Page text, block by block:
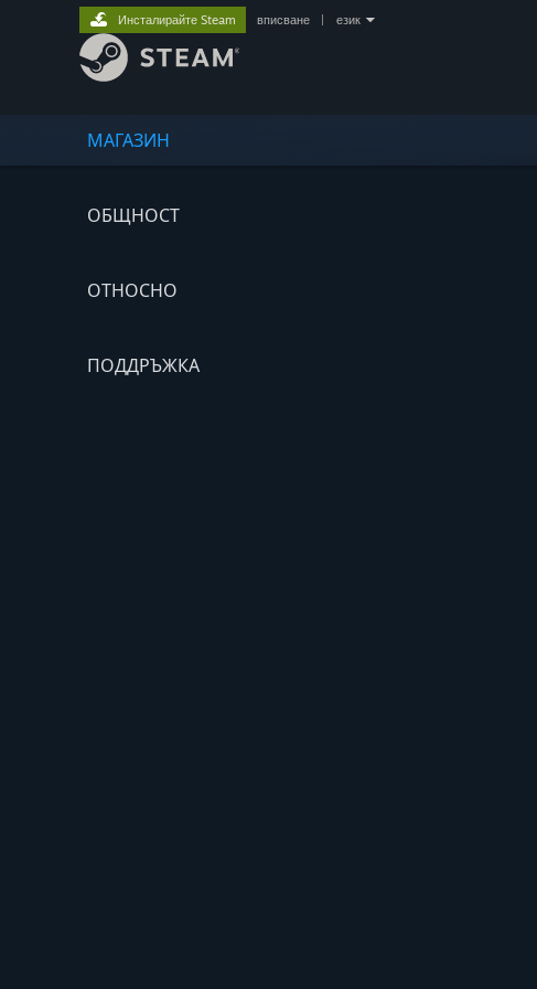
МАГАЗИН
ОБЩНОСТ
ОТНОСНО
ПОДДРЪЖКА
Инсталирайте Steam вписване език